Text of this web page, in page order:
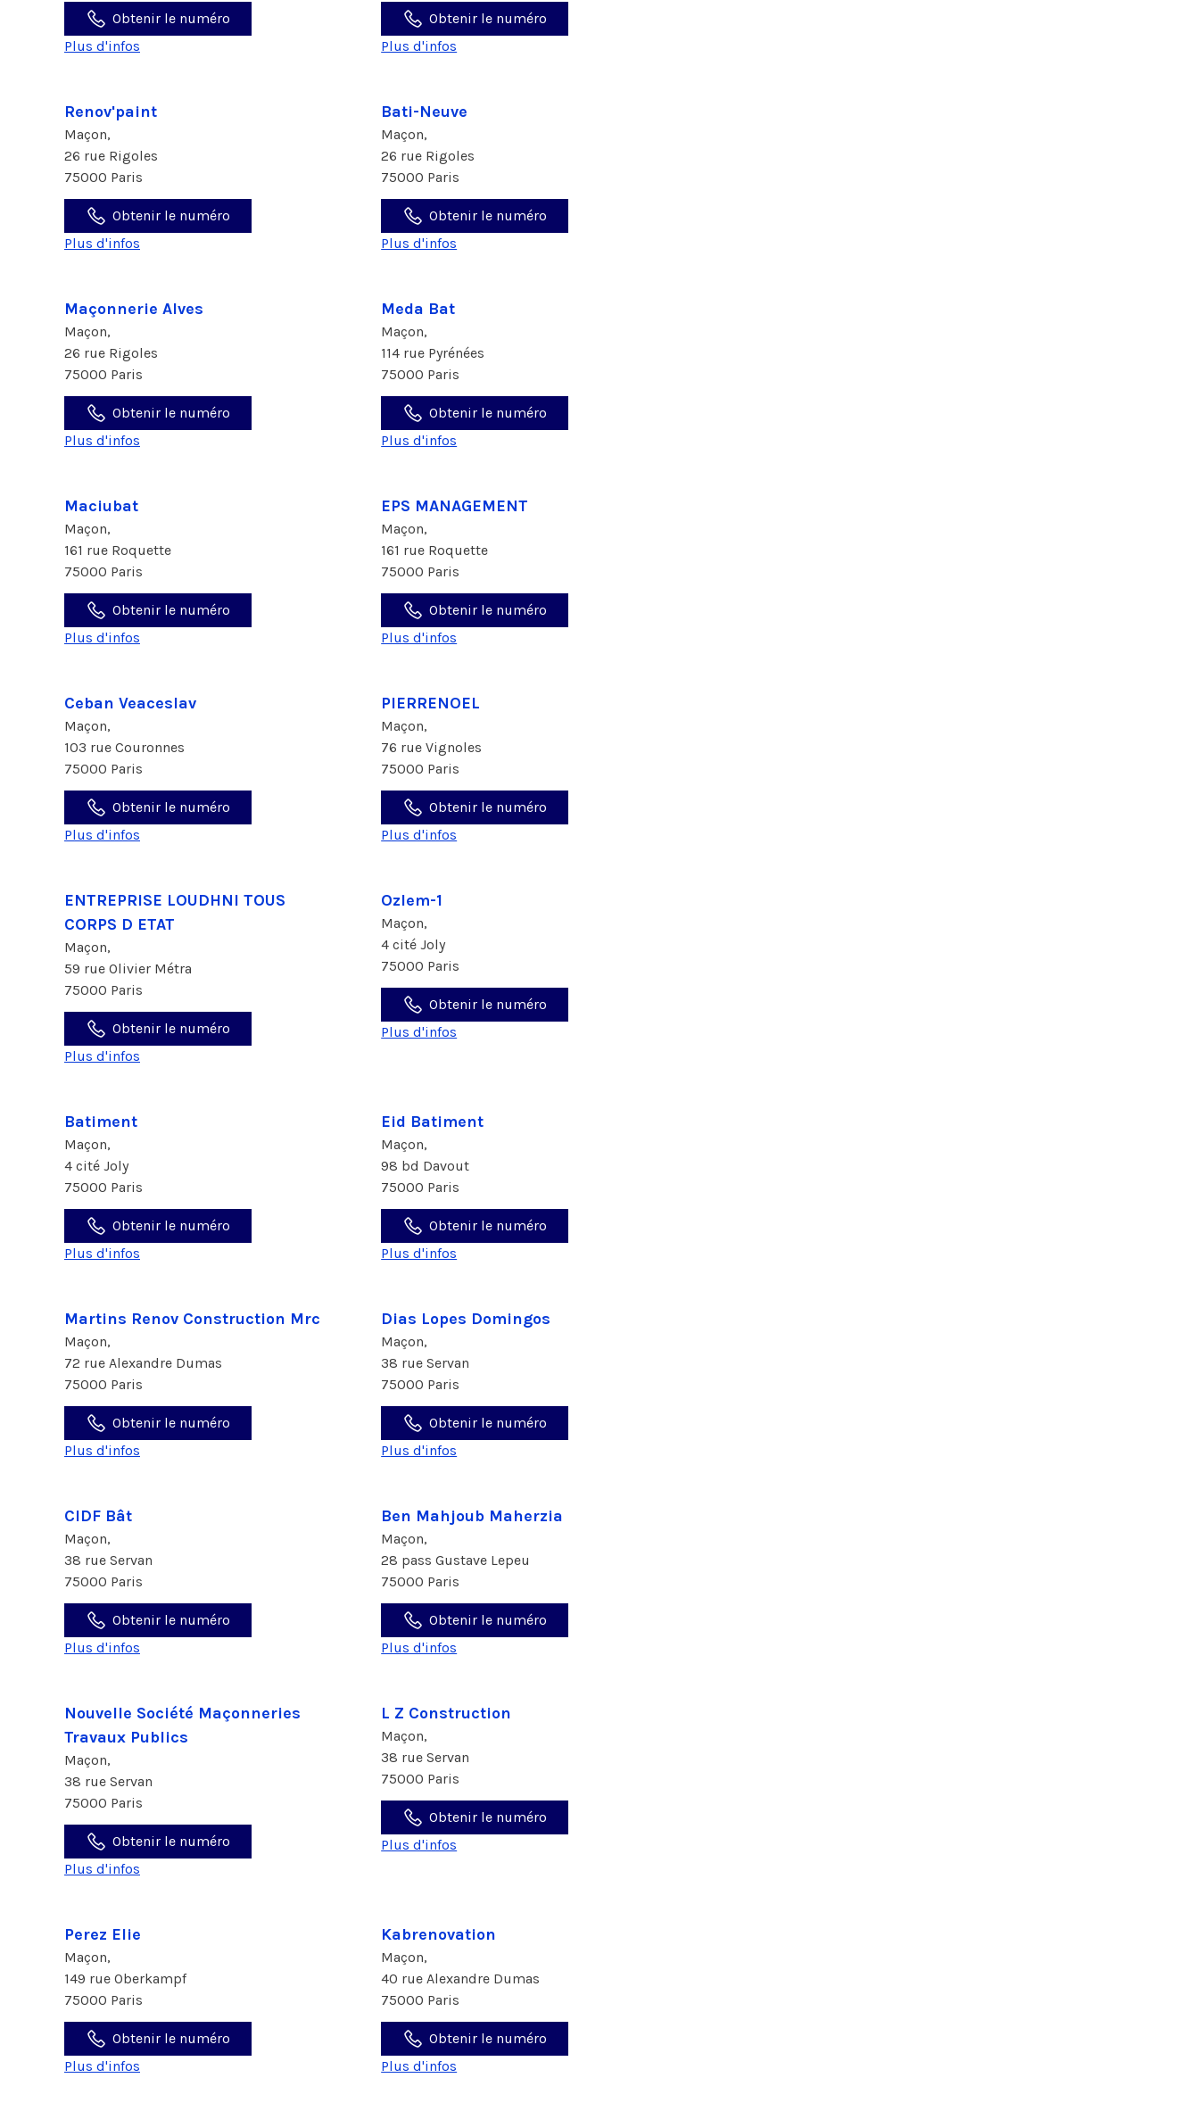
Obtenir le numéro
Plus d'infos
Obtenir le numéro
Plus d'infos
Renov'paint
Maçon,
26 rue Rigoles
75000 Paris
Obtenir le numéro
Plus d'infos
Bati-Neuve
Maçon,
26 rue Rigoles
75000 Paris
Obtenir le numéro
Plus d'infos
Maçonnerie Alves
Maçon,
26 rue Rigoles
75000 Paris
Obtenir le numéro
Plus d'infos
Meda Bat
Maçon,
114 rue Pyrénées
75000 Paris
Obtenir le numéro
Plus d'infos
Maciubat
Maçon,
161 rue Roquette
75000 Paris
Obtenir le numéro
Plus d'infos
EPS MANAGEMENT
Maçon,
161 rue Roquette
75000 Paris
Obtenir le numéro
Plus d'infos
Ceban Veaceslav
Maçon,
103 rue Couronnes
75000 Paris
Obtenir le numéro
Plus d'infos
PIERRENOEL
Maçon,
76 rue Vignoles
75000 Paris
Obtenir le numéro
Plus d'infos
ENTREPRISE LOUDHNI TOUS
CORPS D ETAT
Maçon,
59 rue Olivier Métra
75000 Paris
Obtenir le numéro
Plus d'infos
Ozlem-1
Maçon,
4 cité Joly
75000 Paris
Obtenir le numéro
Plus d'infos
Batiment
Maçon,
4 cité Joly
75000 Paris
Obtenir le numéro
Plus d'infos
Eid Batiment
Maçon,
98 bd Davout
75000 Paris
Obtenir le numéro
Plus d'infos
Martins Renov Construction Mrc
Maçon,
72 rue Alexandre Dumas
75000 Paris
Obtenir le numéro
Plus d'infos
Dias Lopes Domingos
Maçon,
38 rue Servan
75000 Paris
Obtenir le numéro
Plus d'infos
CIDF Bât
Maçon,
38 rue Servan
75000 Paris
Obtenir le numéro
Plus d'infos
Ben Mahjoub Maherzia
Maçon,
28 pass Gustave Lepeu
75000 Paris
Obtenir le numéro
Plus d'infos
Nouvelle Société Maçonneries
Travaux Publics
Maçon,
38 rue Servan
75000 Paris
Obtenir le numéro
Plus d'infos
L Z Construction
Maçon,
38 rue Servan
75000 Paris
Obtenir le numéro
Plus d'infos
Perez Elie
Maçon,
149 rue Oberkampf
75000 Paris
Obtenir le numéro
Plus d'infos
Kabrenovation
Maçon,
40 rue Alexandre Dumas
75000 Paris
Obtenir le numéro
Plus d'infos